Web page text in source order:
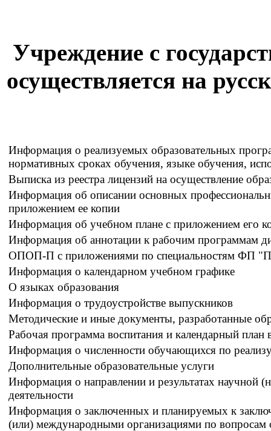
Учреждение с
осуществляется на
Информация о реализуемых образовательных
нормативных сроках обучения, языке обучения,
Выписка из реестра лицензий на осуществление
Информация об описании основных
приложением ее копии
Информация об учебном плане с приложением его
Информация об аннотации к рабочим программам
ОПОП-П с приложениями по специальностям ФП
Информация о календарном учебном графике
О языках образования
Информация о трудоустройстве выпускников
Методические и иные документы, разработанные
Рабочая программа воспитания и календарный план
Информация о численности обучающихся по
Дополнительные образовательные услуги
Информация о направлении и результатах научной
деятельности
Информация о заключенных и планируемых к
(или) международными организациями по вопросам